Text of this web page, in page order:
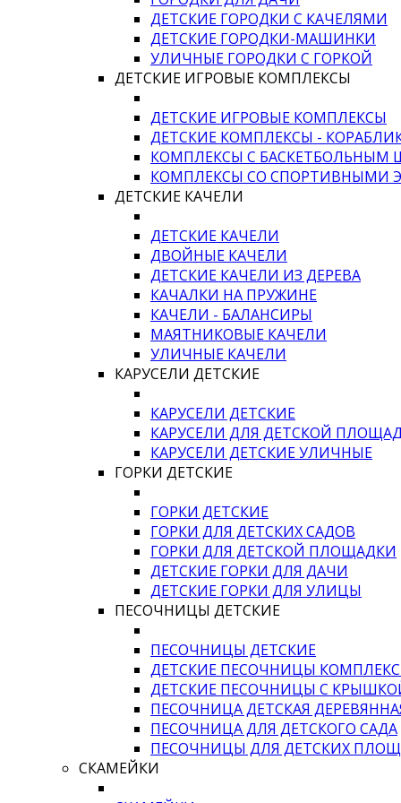
ДЕТСКИЕ ГОРОДКИ С КАЧЕЛЯМИ
ДЕТСКИЕ ГОРОДКИ-МАШИНКИ
УЛИЧНЫЕ ГОРОДКИ С ГОРКОЙ
ДЕТСКИЕ ИГРОВЫЕ КОМПЛЕКСЫ
ДЕТСКИЕ ИГРОВЫЕ КОМПЛЕКСЫ
ДЕТСКИЕ КОМПЛЕКСЫ -
КОМПЛЕКСЫ С БАСКЕТБОЛЬНЫМ
КОМПЛЕКСЫ СО СПОРТИВНЫМИ
ДЕТСКИЕ КАЧЕЛИ
ДЕТСКИЕ КАЧЕЛИ
ДВОЙНЫЕ КАЧЕЛИ
ДЕТСКИЕ КАЧЕЛИ ИЗ ДЕРЕВА
КАЧАЛКИ НА ПРУЖИНЕ
КАЧЕЛИ - БАЛАНСИРЫ
МАЯТНИКОВЫЕ КАЧЕЛИ
УЛИЧНЫЕ КАЧЕЛИ
КАРУСЕЛИ ДЕТСКИЕ
КАРУСЕЛИ ДЕТСКИЕ
КАРУСЕЛИ ДЛЯ ДЕТСКОЙ
КАРУСЕЛИ ДЕТСКИЕ УЛИЧНЫЕ
ГОРКИ ДЕТСКИЕ
ГОРКИ ДЕТСКИЕ
ГОРКИ ДЛЯ ДЕТСКИХ САДОВ
ГОРКИ ДЛЯ ДЕТСКОЙ ПЛОЩАДКИ
ДЕТСКИЕ ГОРКИ ДЛЯ ДАЧИ
ДЕТСКИЕ ГОРКИ ДЛЯ УЛИЦЫ
ПЕСОЧНИЦЫ ДЕТСКИЕ
ПЕСОЧНИЦЫ ДЕТСКИЕ
ДЕТСКИЕ ПЕСОЧНИЦЫ
ДЕТСКИЕ ПЕСОЧНИЦЫ С
ПЕСОЧНИЦА ДЕТСКАЯ
ПЕСОЧНИЦА ДЛЯ ДЕТСКОГО САДА
ПЕСОЧНИЦЫ ДЛЯ ДЕТСКИХ
СКАМЕЙКИ